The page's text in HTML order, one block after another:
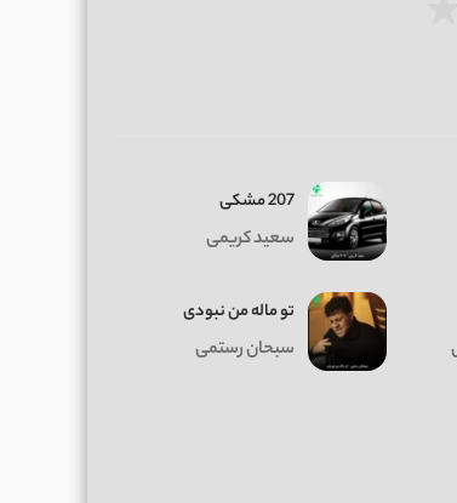
207 مشکی
سعید کریمی
تو ماله من نبودی
سبحان رستمی